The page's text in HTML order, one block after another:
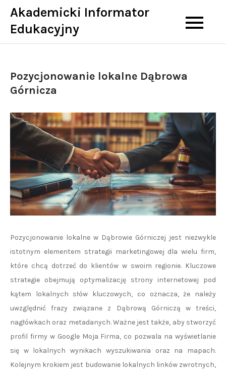
Skip
content
Akademicki Informator
Edukacyjny
Pozycjonowanie lokalne Dąbrowa
Górnicza
Pozycjonowanie lokalne w Dąbrowie Górniczej jest niezwykle
istotnym elementem strategii marketingowej dla wielu firm,
które chcą dotrzeć do klientów w swoim regionie. Kluczowe
strategie obejmują optymalizację strony internetowej pod
kątem lokalnych słów kluczowych, co oznacza, że należy
uwzględnić frazy związane z Dąbrową Górniczą w treści,
nagłówkach oraz metadanych. Ważne jest także, aby stworzyć
profil firmy w Google Moja Firma, co pozwala na wyświetlanie
się w lokalnych wynikach wyszukiwania oraz na mapach.
Kolejnym krokiem jest budowanie lokalnych linków zwrotnych,